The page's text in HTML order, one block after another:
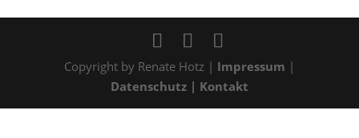
Copyright by Renate Hotz | Impressum |
Datenschutz | Kontakt